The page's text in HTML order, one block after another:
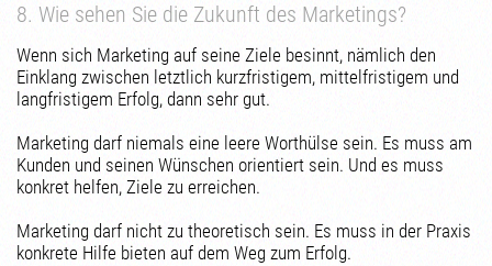
8. Wie sehen Sie die Zukunft des Marketings?
Wenn sich Marketing auf seine Ziele besinnt, nämlich den
Einklang zwischen letztlich kurzfristigem, mittelfristigem und
langfristigem Erfolg, dann sehr gut.
Marketing darf niemals eine leere Worthülse sein. Es muss am
Kunden und seinen Wünschen orientiert sein. Und es muss
konkret helfen, Ziele zu erreichen.
Marketing darf nicht zu theoretisch sein. Es muss in der Praxis
konkrete Hilfe bieten auf dem Weg zum Erfolg.